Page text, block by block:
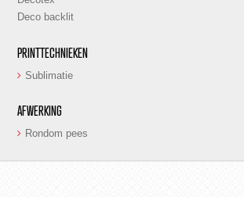
Deco backlit
PRINTTECHNIEKEN
Sublimatie
AFWERKING
Rondom pees